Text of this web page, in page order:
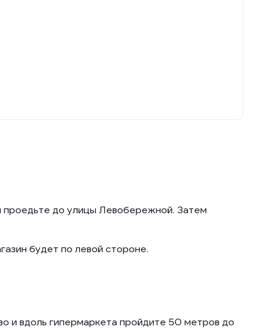
проедьте до улицы Левобережной. Затем
будет по левой стороне.
и вдоль гипермаркета пройдите 50 метров до